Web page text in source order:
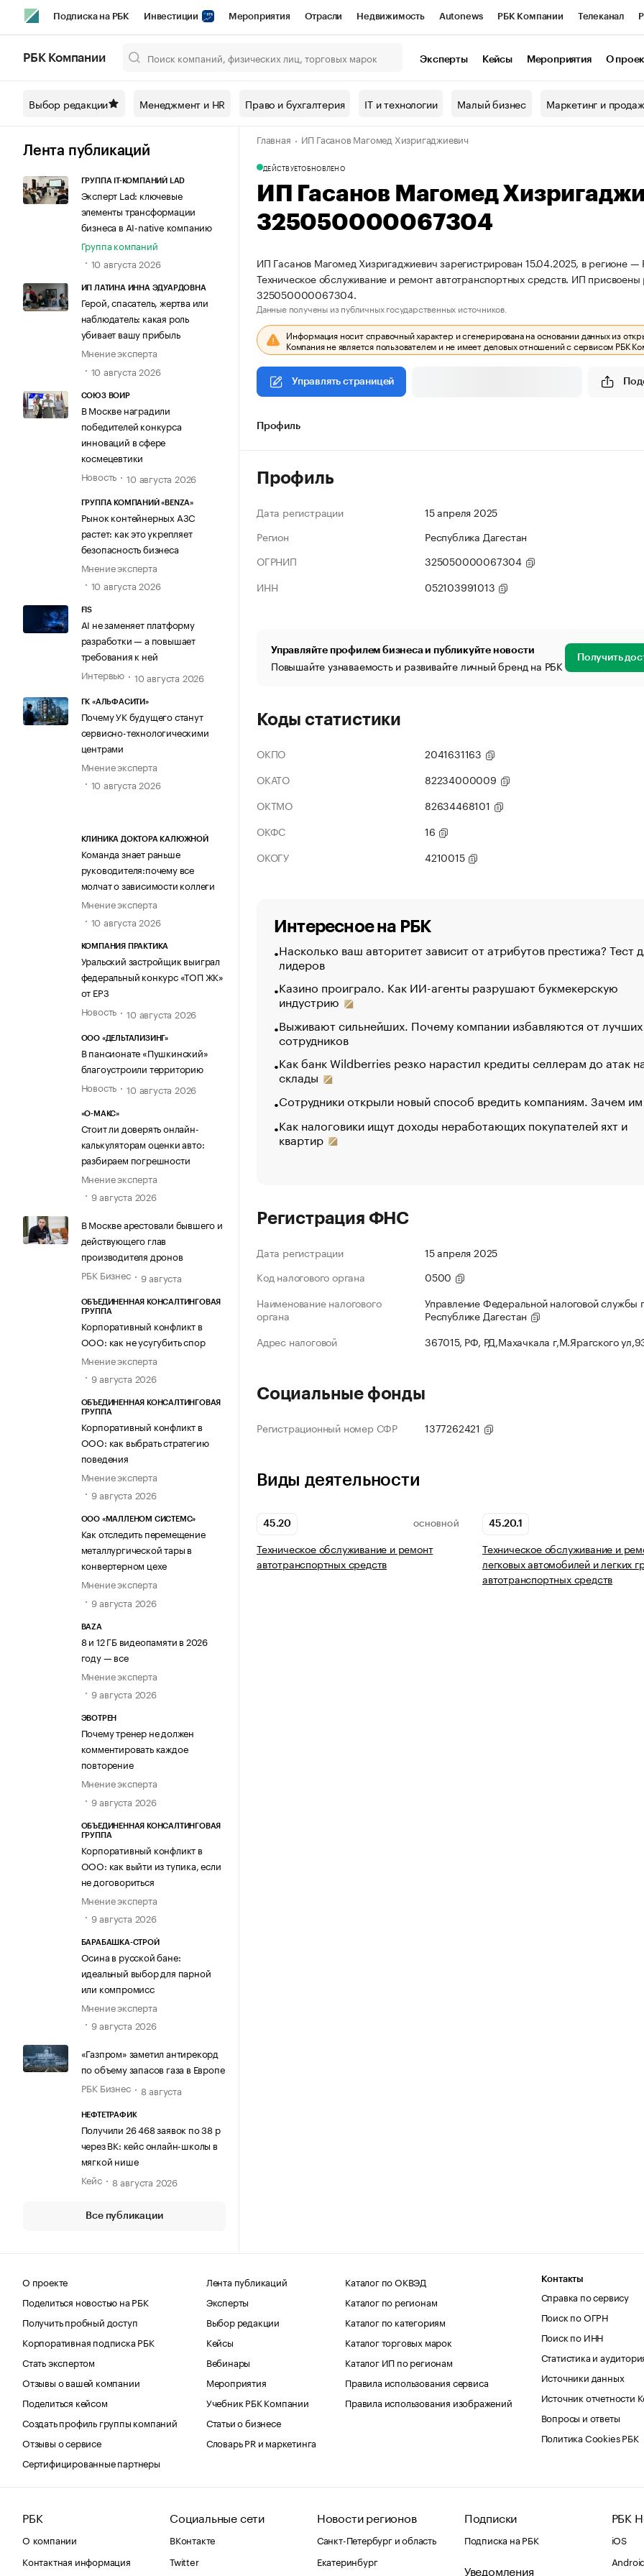
Подписка на РБК Инвестиции Мероприятия Отрасли Недвижимость Autonews РБК Компании Телеканал
Спецпроекты СПб Конференции СПб Спецпроекты Проверка контрагентов
Технологии и медиа Рынок наличной валюты
РБК Компании Эксперты Кейсы Мероприятия О
Выбор редакции Менеджмент и HR Право и бухгалтерия IT и технологии Малый бизнес Маркетинг и
Лента публикаций
ГРУППА IT-КОМПАНИЙ LAD
Эксперт Lad: ключевые
элементы трансформации
бизнеса в AI-native компанию
Группа компаний
10 августа 2026
ИП ЛАТИНА ИННА ЭДУАРДОВНА
Герой, спасатель, жертва или
наблюдатель: какая роль
убивает вашу прибыль
Мнение эксперта
10 августа 2026
СОЮЗ ВОИР
В Москве наградили
победителей конкурса
инноваций в сфере
космецевтики
Новость
10 августа 2026
ГРУППА КОМПАНИЙ «BENZA»
Рынок контейнерных АЗС
растет: как это укрепляет
безопасность бизнеса
Мнение эксперта
10 августа 2026
FIS
AI не заменяет платформу
разработки — а повышает
требования к ней
Интервью
10 августа 2026
ГК «АЛЬФАСИТИ»
Почему УК будущего станут
сервисно-технологическими
центрами
Мнение эксперта
10 августа 2026
КЛИНИКА ДОКТОРА КАЛЮЖНОЙ
Команда знает раньше
руководителя:почему все
молчат о зависимости коллеги
Мнение эксперта
10 августа 2026
КОМПАНИЯ ПРАКТИКА
Уральский застройщик выиграл
федеральный конкурс «ТОП ЖК»
от ЕРЗ
Новость
10 августа 2026
ООО «ДЕЛЬТАЛИЗИНГ»
В пансионате «Пушкинский»
благоустроили территорию
Новость
10 августа 2026
«О-МАКС»
Стоит ли доверять онлайн-
калькуляторам оценки авто:
разбираем погрешности
Мнение эксперта
9 августа 2026
В Москве арестовали бывшего и
действующего глав
производителя дронов
РБК Бизнес
9 августа
ОБЪЕДИНЕННАЯ КОНСАЛТИНГОВАЯ
ГРУППА
Корпоративный конфликт в
ООО: как не усугубить спор
Мнение эксперта
9 августа 2026
ОБЪЕДИНЕННАЯ КОНСАЛТИНГОВАЯ
ГРУППА
Корпоративный конфликт в
ООО: как выбрать стратегию
поведения
Мнение эксперта
9 августа 2026
ООО «МАЛЛЕНОМ СИСТЕМС»
Как отследить перемещение
металлургической тары в
конвертерном цехе
Мнение эксперта
9 августа 2026
BAZA
8 и 12 ГБ видеопамяти в 2026
году — все
Мнение эксперта
9 августа 2026
ЭВОТРЕН
Почему тренер не должен
комментировать каждое
повторение
Мнение эксперта
9 августа 2026
ОБЪЕДИНЕННАЯ КОНСАЛТИНГОВАЯ
ГРУППА
Корпоративный конфликт в
ООО: как выйти из тупика, если
не договориться
Мнение эксперта
9 августа 2026
БАРАБАШКА-СТРОЙ
Осина в русской бане:
идеальный выбор для парной
или компромисс
Мнение эксперта
9 августа 2026
«Газпром» заметил антирекорд
по объему запасов газа в Европе
РБК Бизнес
8 августа
НЕФТЕТРАФИК
Получили 26 468 заявок по 38 р
через ВК: кейс онлайн-школы в
мягкой нише
Кейс
8 августа 2026
Все публикации
Главная ИП Гасанов Магомед Хизригаджиевич
ДЕЙСТВУЕТОБНОВЛЕНО
ИП Гасанов Магомед
325050000067304
ИП Гасанов Магомед Хизригаджиевич зарегистрирован 15.04.2025, в регионе —
Техническое обслуживание и ремонт автотранспортных средств. ИП
325050000067304.
Данные получены из публичных государственных источников.
Информация носит справочный характер и сгенерирована на основании данных из
Компания не является пользователем и не имеет деловых отношений с сервисом РБК
Управлять страницей
Профиль
Профиль
Дата регистрации
15 апреля 2025
Регион
Республика Дагестан
ОГРНИП
325050000067304
ИНН
052103991013
Управляйте профилем бизнеса и публикуйте новости
Повышайте узнаваемость и развивайте личный бренд на РБК Получить
Коды статистики
ОКПО
2041631163
ОКАТО
82234000009
ОКТМО
82634468101
ОКФС
16
ОКОГУ
4210015
Интересное на РБК
Насколько ваш авторитет зависит от атрибутов престижа? Тест
лидеров
Казино проиграло. Как ИИ-агенты разрушают букмекерскую
индустрию
Выживают сильнейших. Почему компании избавляются от лучших
сотрудников
Как банк Wildberries резко нарастил кредиты селлерам до атак
склады
Сотрудники открыли новый способ вредить компаниям. Зачем
Как налоговики ищут доходы неработающих покупателей яхт и
квартир
Регистрация ФНС
Дата регистрации
15 апреля 2025
Код налогового органа
0500
Наименование налогового
органа
Управление Федеральной налоговой службы
Республике Дагестан
Адрес налоговой
367015, РФ, РД,Махачкала г,М.Ярагского
Социальные фонды
Регистрационный номер СФР 1377262421
Виды деятельности
45.20 ОСНОВНОЙ
Техническое обслуживание и ремонт
автотранспортных средств
45.20.1
Техническое обслуживание и
легковых автомобилей и легких
автотранспортных средств
О проекте
Поделиться новостью на РБК
Получить пробный доступ
Корпоративная подписка РБК
Стать экспертом
Отзывы о вашей компании
Поделиться кейсом
Создать профиль группы компаний
Отзывы о сервисе
Сертифицированные партнеры
Лента публикаций
Эксперты
Выбор редакции
Кейсы
Вебинары
Мероприятия
Учебник РБК Компании
Статьи о бизнесе
Словарь PR и маркетинга
Каталог по ОКВЭД
Каталог по регионам
Каталог по категориям
Каталог торговых марок
Каталог ИП по регионам
Правила использования сервиса
Правила использования изображений
Контакты
Справка по сервису
Поиск по ОГРН
Поиск по ИНН
Статистика и
Источники данных
Источник отчетности
Вопросы и ответы
Политика Cookies РБК
РБК
О компании
Контактная информация
Социальные сети
ВКонтакте
Twitter
Новости регионов
Санкт-Петербург и область
Екатеринбург
Подписки
Подписка на РБК
Уведомления
РБК
iOS